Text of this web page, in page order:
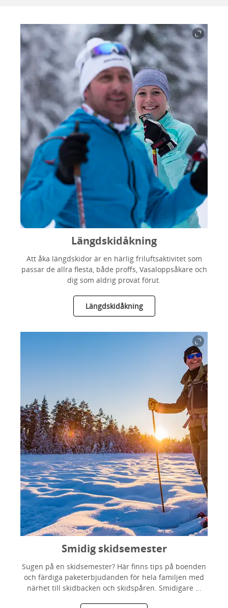
Längdskidåkning
Att åka längdskidor är en härlig friluftsaktivitet som
passar de allra flesta, både proffs, Vasaloppsåkare och
dig som aldrig provat förut.
Längdskidåkning
Smidig skidsemester
Sugen på en skidsemester? Här finns tips på boenden
och färdiga paketerbjudanden för hela familjen med
närhet till skidbacken och skidspåren. Smidigare ...